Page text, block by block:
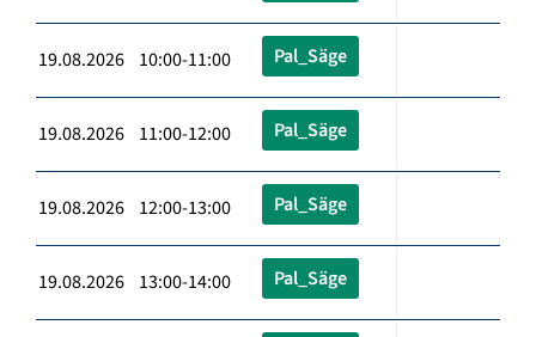
19.08.2026 10:00-11:00 Pal_Säge
19.08.2026 11:00-12:00 Pal_Säge
19.08.2026 12:00-13:00 Pal_Säge
19.08.2026 13:00-14:00 Pal_Säge